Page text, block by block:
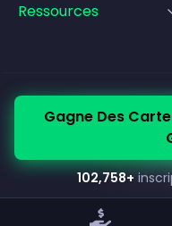
Gagne Des
102,758+
Ressources
© Freecash
Politique de